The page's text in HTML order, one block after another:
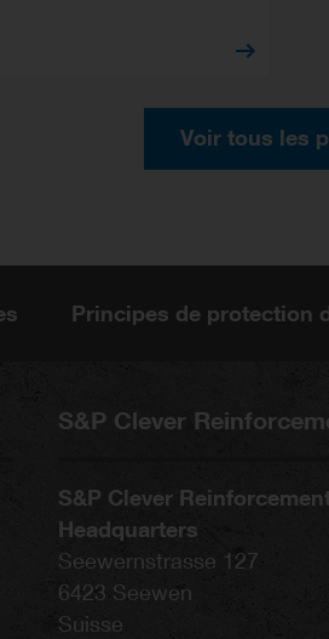
Voir tous les
Principes de protection
S&P Clever
S&P Clever
Headquarters
Seewernstrasse 127
6423 Seewen
Suisse